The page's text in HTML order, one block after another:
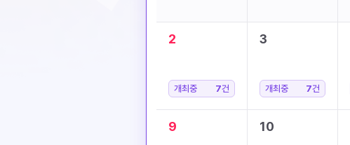
2
개최중 7건
3
개최중 7건
9 10